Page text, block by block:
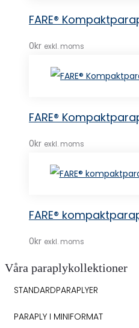
FARE®
0kr exkl. moms
FARE®
0kr exkl. moms
FARE®
0kr exkl. moms
Våra paraplykollektioner
STANDARDPARAPLYER
PARAPLY I MINIFORMAT